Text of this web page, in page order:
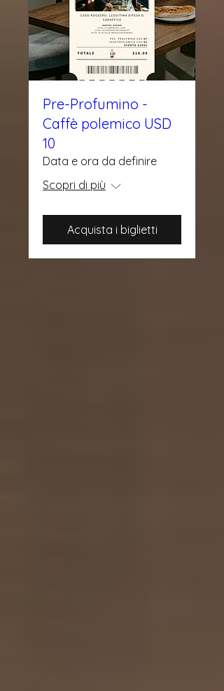
Pre-Profumino -
Caffè polemico USD
10
Data e ora da definire
Scopri di più
Acquista i biglietti